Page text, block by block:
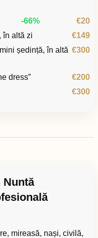
-66%
€20
în altă zi
€149
ședință, în altă €300
dress”
€200
€300
Nuntă
mireasă, nași, civilă,